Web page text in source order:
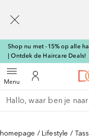
Shop nu met -15% op alle
| Ontdek de Haircare Deals!
MenuOpen menuNaar Mijn
Ga terug
Zoekopdracht uitvoeren
homepage Lifestyle